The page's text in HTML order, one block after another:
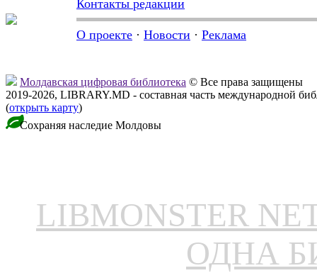
Контакты редакции
О проекте · Новости · Реклама
Молдавская цифровая библиотека © Все права защищены
2019-2026, LIBRARY.MD - составная часть международной
(открыть карту)
Сохраняя наследие Молдовы
LIBMONSTER
ОДНА